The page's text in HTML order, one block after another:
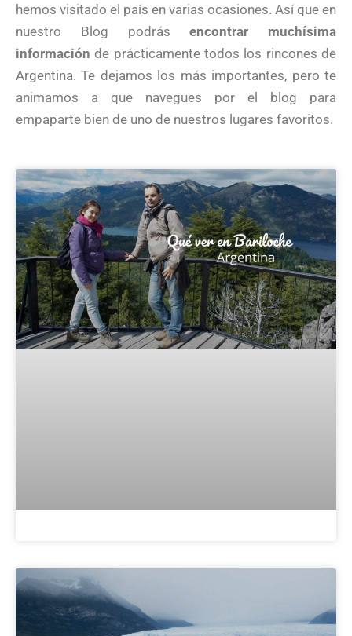
hemos visitado el país en varias ocasiones. Así que en
nuestro Blog podrásencontrar muchísima
información de prácticamente todos los rincones de
Argentina. Te dejamos los más importantes, pero te
animamos a que navegues por el blog para
empaparte bien de uno de nuestros lugares favoritos.